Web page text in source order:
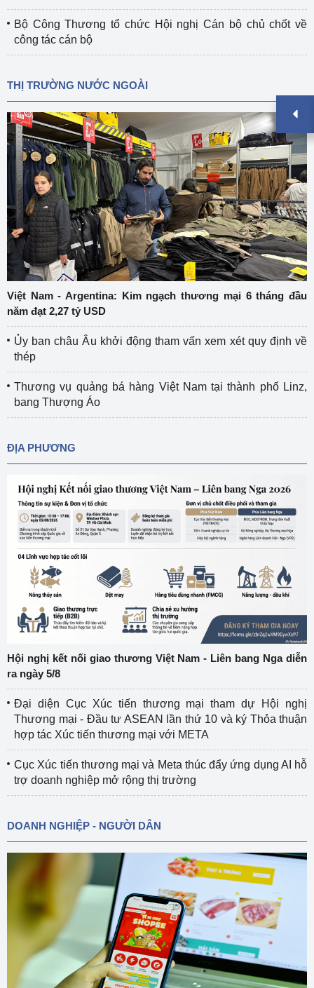
Bộ Công Thương tổ chức Hội nghị Cán bộ chủ chốt về
công tác cán bộ
THỊ TRƯỜNG NƯỚC NGOÀI
Việt Nam - Argentina: Kim ngạch thương mại 6 tháng đầu
năm đạt 2,27 tỷ USD
Ủy ban châu Âu khởi động tham vấn xem xét quy định về
thép
Thương vụ quảng bá hàng Việt Nam tại thành phố Linz,
bang Thượng Áo
ĐỊA PHƯƠNG
Hội nghị kết nối giao thương Việt Nam - Liên bang Nga diễn
ra ngày 5/8
Đại diện Cục Xúc tiến thương mại tham dự Hội nghị
Thương mại - Đầu tư ASEAN lần thứ 10 và ký Thỏa thuận
hợp tác Xúc tiến thương mại với META
Cục Xúc tiến thương mại và Meta thúc đẩy ứng dụng AI hỗ
trợ doanh nghiệp mở rộng thị trường
DOANH NGHIỆP - NGƯỜI DÂN